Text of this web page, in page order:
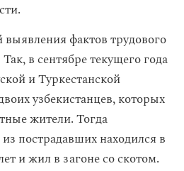
фактов трудового
в сентябре текущего года
и Туркестанской
узбекистанцев, которых
жители. Тогда
пострадавших находился в
и жил в загоне со скотом.